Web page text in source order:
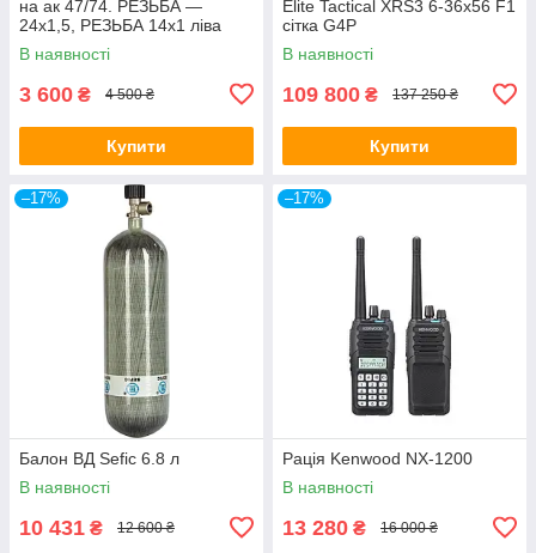
на ак 47/74. РЕЗЬБА —
24х1,5, РЕЗЬБА 14х1 ліва
В наявності
3 600 ₴ 4 500 ₴
Купити
Elite Tactical XRS3 6-36x56 F1
сітка G4P
В наявності
109 800 ₴ 137 250 ₴
Купити
–17%
Балон ВД Sefic 6.8 л
В наявності
10 431 ₴ 12 600 ₴
–17%
Рація Kenwood NX-1200
В наявності
13 280 ₴ 16 000 ₴